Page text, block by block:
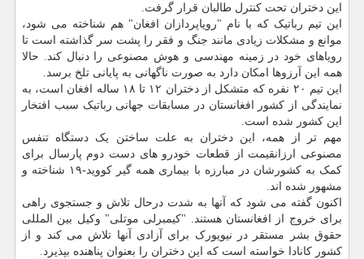
این دختران تحت کنترل طالبان قرار گرفت.
این تیم رباتیک که با نام "رویاپردازان افغان" هم شناخته می شود،
موانع و مشکلات زیادی مانند جنگ و فقر را پشت سر گذاشته است تا
رویاهای خود در زمینه مهندسی و هوش مصنوعی را دنبال کند. حالا
همه این آرزوها امکان دارد به صورت ناگهانی به پایانی تلخ برسد.
این تیم ۲۰ نفره که متشکل از دختران ۱۲ تا ۱۸ ساله افغان است، به
نمایندگی از کشور افغانستان در مسابقات جهانی رباتیک سبب افتخار
این کشور شده است.
مهم تر از همه، این دختران به علت ساختن یک دستگاه تنفس
مصنوعی ارزانقیمت از قطعات خودرو های دست دوم پارسال برای
کمک به کشورشان در مبارزه با بیماری همه گیر کووید-۱۹ شناخته و
مشهور شده اند.
اکنون گفته می شود که آنها به شدت درحال تلاش و جستجوی راهی
برای خروج از افغانستان هستند. "کیمبرلی موتلی" وکیل بین المللی
حقوق بشر مستقر در نیویورک برای آزادی آنها تلاش می کند و از
کشور کانادا خواسته است که این دختران را بعنوان پناهنده بپذیرد.